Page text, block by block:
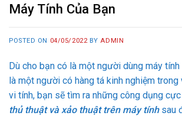
Máy Tính Của Bạn
POSTED ON 04/05/2022 BY ADMIN
Dù cho bạn có là một người dùng máy
là một người có hàng tá kinh nghiệm
vi tính, bạn sẽ tìm ra những công dụng
thủ thuật và xảo thuật trên máy tínhsau